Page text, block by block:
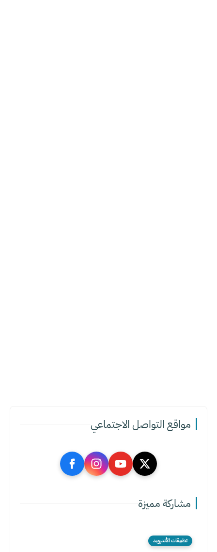
مواقع التواصل الاجتماعي
مشاركة مميزة
تطبيقات الأندرويد